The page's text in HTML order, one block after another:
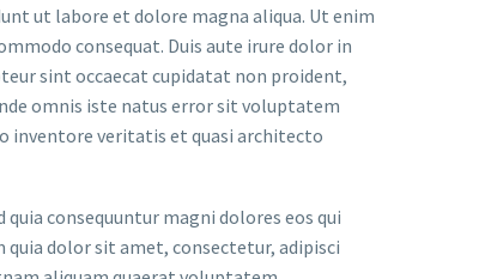
ut labore et dolore magna aliqua. Ut enim
consequat. Duis aute irure dolor in
sint occaecat cupidatat non proident,
omnis iste natus error sit voluptatem
inventore veritatis et quasi architecto
consequuntur magni dolores eos qui
dolor sit amet, consectetur, adipisci